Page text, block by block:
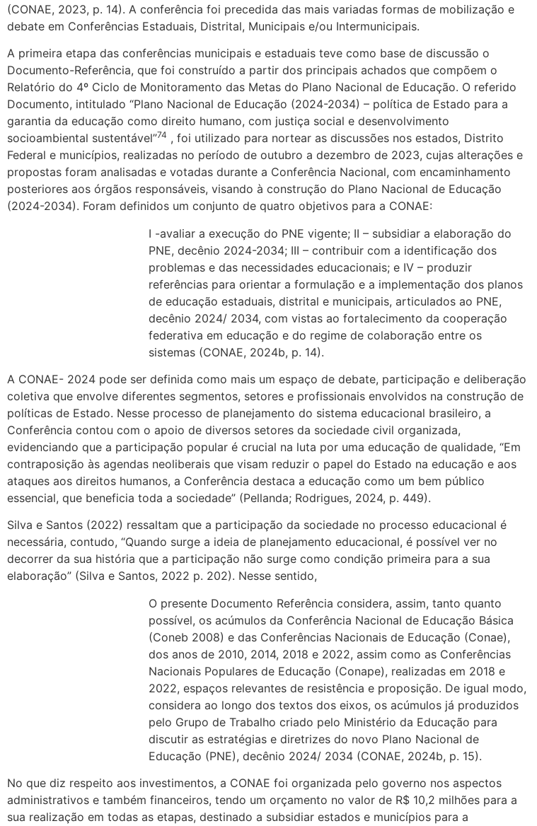
(CONAE, 2023, p. 14). A conferência foi precedida das mais variadas formas de mobilização e
debate em Conferências Estaduais, Distrital, Municipais e/ou Intermunicipais.
A primeira etapa das conferências municipais e estaduais teve como base de discussão o
Documento-Referência, que foi construído a partir dos principais achados que compõem o
Relatório do 4º Ciclo de Monitoramento das Metas do Plano Nacional de Educação. O referido
Documento, intitulado “Plano Nacional de Educação (2024-2034) – política de Estado para a
garantia da educação como direito humano, com justiça social e desenvolvimento
socioambiental sustentável”74 , foi utilizado para nortear as discussões nos estados, Distrito
Federal e municípios, realizadas no período de outubro a dezembro de 2023, cujas alterações e
propostas foram analisadas e votadas durante a Conferência Nacional, com encaminhamento
posteriores aos órgãos responsáveis, visando à construção do Plano Nacional de Educação
(2024-2034). Foram definidos um conjunto de quatro objetivos para a CONAE:
I -avaliar a execução do PNE vigente; II – subsidiar a elaboração do
PNE, decênio 2024-2034; III – contribuir com a identificação dos
problemas e das necessidades educacionais; e IV – produzir
referências para orientar a formulação e a implementação dos planos
de educação estaduais, distrital e municipais, articulados ao PNE,
decênio 2024/ 2034, com vistas ao fortalecimento da cooperação
federativa em educação e do regime de colaboração entre os
sistemas (CONAE, 2024b, p. 14).
A CONAE- 2024 pode ser definida como mais um espaço de debate, participação e deliberação
coletiva que envolve diferentes segmentos, setores e profissionais envolvidos na construção de
políticas de Estado. Nesse processo de planejamento do sistema educacional brasileiro, a
Conferência contou com o apoio de diversos setores da sociedade civil organizada,
evidenciando que a participação popular é crucial na luta por uma educação de qualidade, “Em
contraposição às agendas neoliberais que visam reduzir o papel do Estado na educação e aos
ataques aos direitos humanos, a Conferência destaca a educação como um bem público
essencial, que beneficia toda a sociedade” (Pellanda; Rodrigues, 2024, p. 449).
Silva e Santos (2022) ressaltam que a participação da sociedade no processo educacional é
necessária, contudo, “Quando surge a ideia de planejamento educacional, é possível ver no
decorrer da sua história que a participação não surge como condição primeira para a sua
elaboração” (Silva e Santos, 2022 p. 202). Nesse sentido,
O presente Documento Referência considera, assim, tanto quanto
possível, os acúmulos da Conferência Nacional de Educação Básica
(Coneb 2008) e das Conferências Nacionais de Educação (Conae),
dos anos de 2010, 2014, 2018 e 2022, assim como as Conferências
Nacionais Populares de Educação (Conape), realizadas em 2018 e
2022, espaços relevantes de resistência e proposição. De igual modo,
considera ao longo dos textos dos eixos, os acúmulos já produzidos
pelo Grupo de Trabalho criado pelo Ministério da Educação para
discutir as estratégias e diretrizes do novo Plano Nacional de
Educação (PNE), decênio 2024/ 2034 (CONAE, 2024b, p. 15).
No que diz respeito aos investimentos, a CONAE foi organizada pelo governo nos aspectos
administrativos e também financeiros, tendo um orçamento no valor de R$ 10,2 milhões para a
sua realização em todas as etapas, destinado a subsidiar estados e municípios para a